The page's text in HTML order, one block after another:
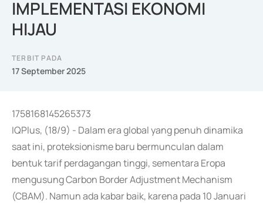
IMPLEMENTASI EKONOMI
HIJAU
TERBIT PADA
17 September 2025
1758168145265373
IQPlus, (18/9) - Dalam era global yang penuh dinamika
saat ini, proteksionisme baru bermunculan dalam
bentuk tarif perdagangan tinggi, sementara Eropa
mengusung Carbon Border Adjustment Mechanism
(CBAM). Namun ada kabar baik, karena pada 10 Januari